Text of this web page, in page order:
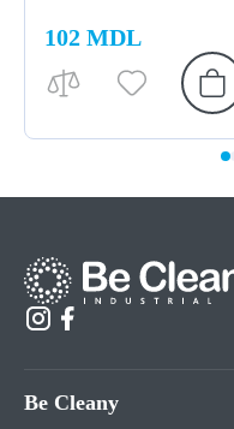
102 MDL
Be Cleany